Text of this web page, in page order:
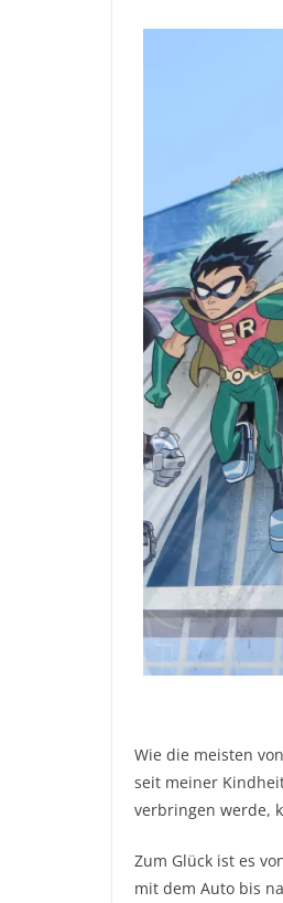
Wie die meisten
seit meiner
verbringen werde,
Zum Glück ist es
mit dem Auto bis